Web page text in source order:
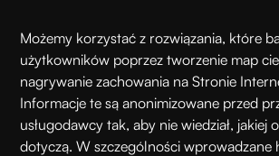
Możemy korzystać z rozwiązania, które
użytkowników poprzez tworzenie map
nagrywanie zachowania na Stronie
Informacje te są anonimizowane przed
usługodawcy tak, aby nie wiedział, jakiej
dotyczą. W szczególności wprowadzane